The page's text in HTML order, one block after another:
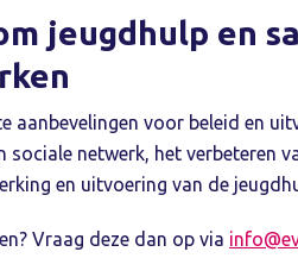
jeugdhulp en
aanbevelingen voor beleid en
sociale netwerk, het verbeteren
en uitvoering van de
Vraag deze dan op via